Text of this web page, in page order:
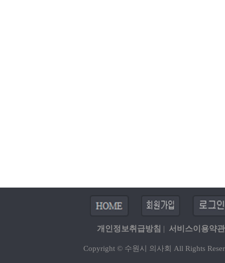
개인정보취급방침 | 서비스이용약관
Copyright © 수원시 의사회 All Rights